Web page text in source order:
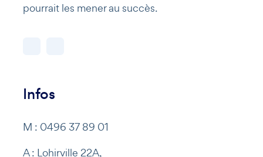
pourrait les mener au succès.
Infos
M : 0496 37 89 01
A : Lohirville 22A,